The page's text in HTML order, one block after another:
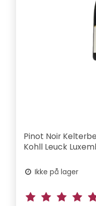
Pinot Noir
Kohll Leuck
Ikke på lager